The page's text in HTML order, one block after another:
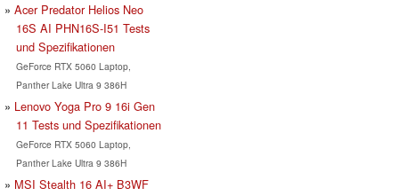
Acer Predator Helios Neo
16S AI PHN16S-I51 Tests
und Spezifikationen
GeForce RTX 5060 Laptop,
Panther Lake Ultra 9 386H
Lenovo Yoga Pro 9 16i Gen
11 Tests und Spezifikationen
GeForce RTX 5060 Laptop,
Panther Lake Ultra 9 386H
MSI Stealth 16 AI+ B3WF